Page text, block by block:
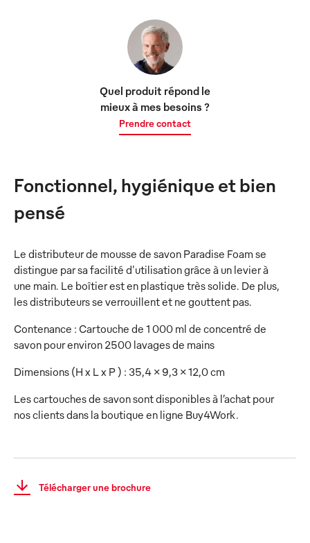
Quel produit répond le
mieux à mes besoins ?
Prendre contact
Fonctionnel, hygiénique et bien
pensé
Le distributeur de mousse de savon Paradise Foam se
distingue par sa facilité d'utilisation grâce à un levier à
une main. Le boîtier est en plastique très solide. De plus,
les distributeurs se verrouillent et ne gouttent pas.
Contenance : Cartouche de 1 000 ml de concentré de
savon pour environ 2500 lavages de mains
Dimensions (H x L x P ) : 35,4 x 9,3 x 12,0 cm
Les cartouches de savon sont disponibles à l’achat pour
nos clients dans la boutique en ligne Buy4Work.
Télécharger une brochure